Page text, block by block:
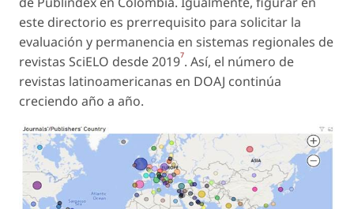
este directorio es prerrequisito para solicitar la
evaluación y permanencia en sistemas regionales de
revistas SciELO desde 20197. Así, el número de
revistas latinoamericanas en DOAJ continúa
creciendo año a año.